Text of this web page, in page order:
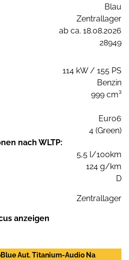
Blau
Zentrallager
ab ca. 18.08.2026
28949
114 kW / 155 PS
Benzin
999 cm³
Euro6
4 (Green)
nach WLTP:
5,5 l/100km
124 g/km
D
Zentrallager
anzeigen
Aut. Titanium-Audio Na